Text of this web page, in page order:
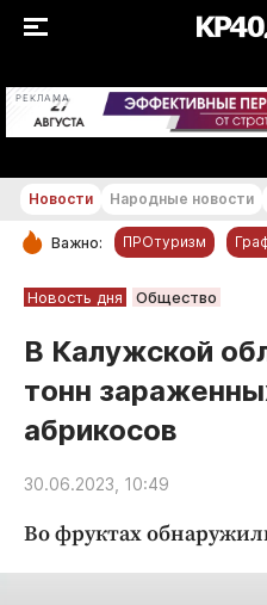
РЕКЛАМА
РУБРИКИ
Новости компаний
Статьи
Народные новости
Авто и транспорт
Криминал
Новости Народные новости
Важно: ПРОтуризм
Новость дня Общество
В Калужской
тонн
абрикосов
30.06.2023, 10:49
Во фруктах